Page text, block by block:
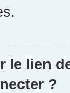
le lien
?